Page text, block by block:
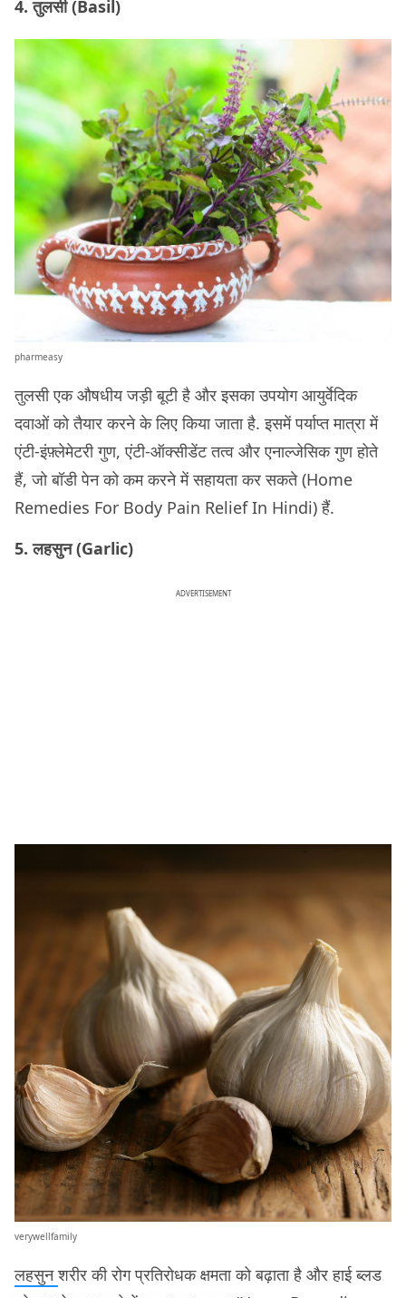
4. तुलसी (Basil)
pharmeasy
तुलसी एक औषधीय जड़ी बूटी है और इसका उपयोग आयुर्वेदिक
दवाओं को तैयार करने के लिए किया जाता है. इसमें पर्याप्त मात्रा में
एंटी-इंफ़्लेमेटरी गुण, एंटी-ऑक्सीडेंट तत्व और एनाल्जेसिक गुण होते
हैं, जो बॉडी पेन को कम करने में सहायता कर सकते (Home
Remedies For Body Pain Relief In Hindi) हैं.
5. लहसुन (Garlic)
ADVERTISEMENT
verywellfamily
लहसुनशरीर की रोग प्रतिरोधक क्षमता को बढ़ाता है और हाई ब्लड